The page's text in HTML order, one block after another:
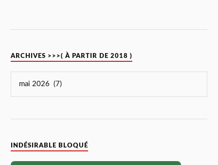
ARCHIVES >>>( À PARTIR DE 2018 )
INDÉSIRABLE BLOQUÉ